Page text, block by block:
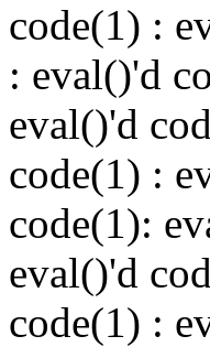
code(1) :
: eval()'d
eval()'d
code(1) :
code(1):
eval()'d
code(1) :